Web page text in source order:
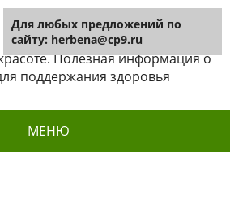
Herbena
Полезная информация о
поддержания здоровья
МЕНЮ
Для любых предложений по
сайту: herbena@cp9.ru